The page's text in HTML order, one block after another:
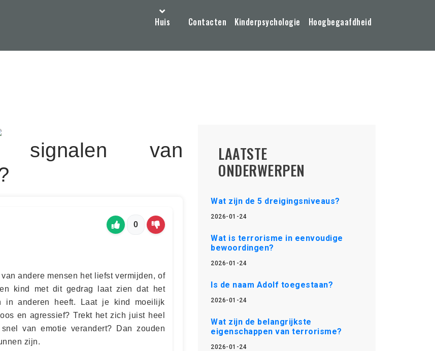
Huis Contacten Kinderpsychologie Hoogbegaafdheid
van
0
andere mensen het liefst vermijden, of
kind met dit gedrag laat zien dat het
in anderen heeft. Laat je kind moeilijk
en agressief? Trekt het zich juist heel
van emotie verandert? Dan zouden
zijn.
LAATSTE
ONDERWERPEN
Wat zijn de 5 dreigingsniveaus?
2026-01-24
Wat is terrorisme in eenvoudige
bewoordingen?
2026-01-24
Is de naam Adolf toegestaan?
2026-01-24
Wat zijn de belangrijkste
eigenschappen van terrorisme?
2026-01-24